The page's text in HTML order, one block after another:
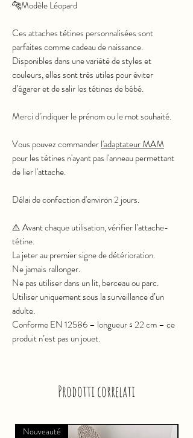
🐆Modèle Léopard
Ces attaches tétines personnalisées sont
parfaites comme cadeau de naissance.
Disponibles dans une variété de styles et
couleurs, elles sont très utiles pour éviter
d’égarer et de salir les tétines de bébé.
Merci d’indiquer le prénom ou le mot souhaité.
Vous pouvez commanderl'adaptateur MAM
pour les tétines n'ayant pas l'anneau permettant
de lier l'attache.
Délai de confection d'environ 2 jours.
⚠️ Avant chaque utilisation, vérifier l’attache-
tétine.
La jeter au premier signe de détérioration.
Ne jamais rallonger.
Ne pas utiliser dans un lit, berceau ou parc.
Utiliser uniquement sous la surveillance d’un
adulte.
Conforme EN 12586 – longueur ≤ 22 cm – ce
produit n’est pas un jouet.
Prodotti correlati
Nouveauté